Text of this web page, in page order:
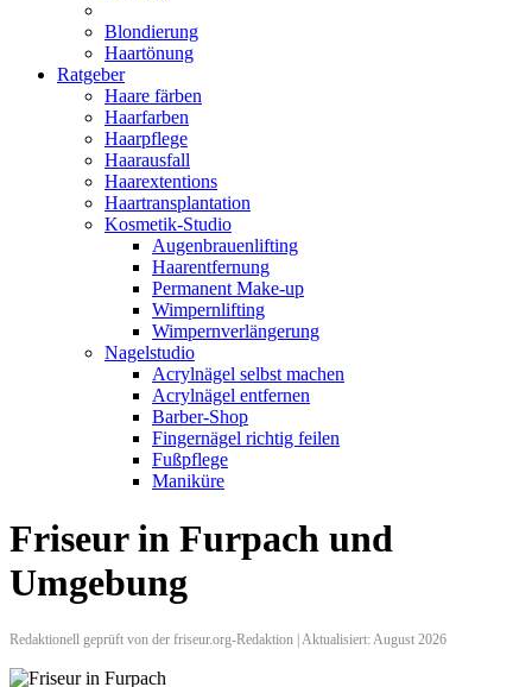
Blondierung
Haartönung
Ratgeber
Haare färben
Haarfarben
Haarpflege
Haarausfall
Haarextentions
Haartransplantation
Kosmetik-Studio
Augenbrauenlifting
Haarentfernung
Permanent Make-up
Wimpernlifting
Wimpernverlängerung
Nagelstudio
Acrylnägel selbst machen
Acrylnägel entfernen
Barber-Shop
Fingernägel richtig feilen
Fußpflege
Maniküre
Friseur in Furpach und
Umgebung
Redaktionell geprüft von der friseur.org-Redaktion | Aktualisiert: August 2026